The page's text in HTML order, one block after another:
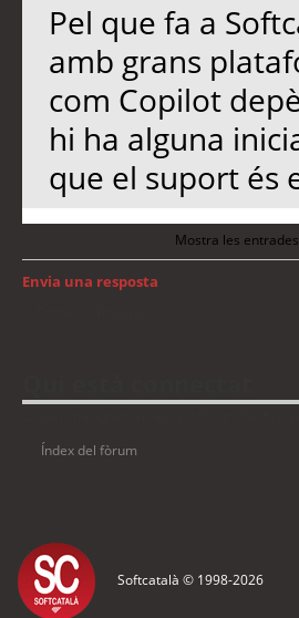
Pel que fa a
amb grans
com Copilot
hi ha alguna
que el suport és
Mostra les
Envia una resposta
Índex del fòrum
Softcatalà © 1998-2026